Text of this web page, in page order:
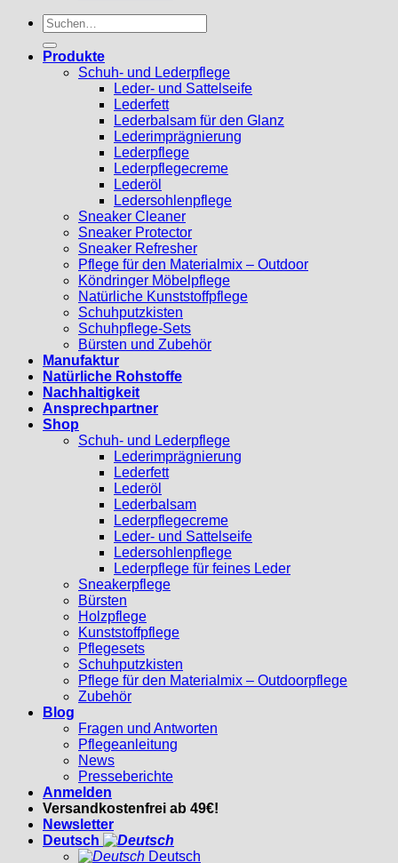
Suchen
nach:
Produkte
Schuh- und Lederpflege
Leder- und Sattelseife
Lederfett
Lederbalsam für den Glanz
Lederimprägnierung
Lederpflege
Lederpflegecreme
Lederöl
Ledersohlenpflege
Sneaker Cleaner
Sneaker Protector
Sneaker Refresher
Pflege für den Materialmix – Outdoor
Köndringer Möbelpflege
Natürliche Kunststoffpflege
Schuhputzkisten
Schuhpflege-Sets
Bürsten und Zubehör
Manufaktur
Natürliche Rohstoffe
Nachhaltigkeit
Ansprechpartner
Shop
Schuh- und Lederpflege
Lederimprägnierung
Lederfett
Lederöl
Lederbalsam
Lederpflegecreme
Leder- und Sattelseife
Ledersohlenpflege
Lederpflege für feines Leder
Sneakerpflege
Bürsten
Holzpflege
Kunststoffpflege
Pflegesets
Schuhputzkisten
Pflege für den Materialmix – Outdoorpflege
Zubehör
Blog
Fragen und Antworten
Pflegeanleitung
News
Presseberichte
Anmelden
Versandkostenfrei ab 49€!
Newsletter
Deutsch
Deutsch